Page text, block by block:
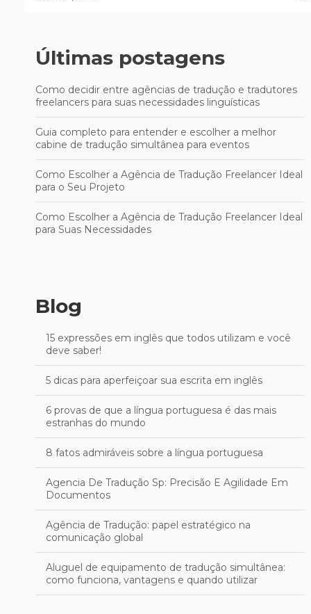
Últimas postagens
Como decidir entre agências de tradução e tradutores
freelancers para suas necessidades linguísticas
Guia completo para entender e escolher a melhor
cabine de tradução simultânea para eventos
Como Escolher a Agência de Tradução Freelancer Ideal
para o Seu Projeto
Como Escolher a Agência de Tradução Freelancer Ideal
para Suas Necessidades
Blog
15 expressões em inglês que todos utilizam e você
deve saber!
5 dicas para aperfeiçoar sua escrita em inglês
6 provas de que a língua portuguesa é das mais
estranhas do mundo
8 fatos admiráveis sobre a língua portuguesa
Agencia De Tradução Sp: Precisão E Agilidade Em
Documentos
Agência de Tradução: papel estratégico na
comunicação global
Aluguel de equipamento de tradução simultânea:
como funciona, vantagens e quando utilizar